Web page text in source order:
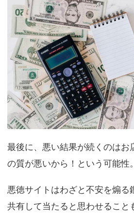
最後に、悪い結果が続くのはお
の質が悪いから！という可能性。
悪徳サイトはわざと不安を煽る
共有して当たると思わせること